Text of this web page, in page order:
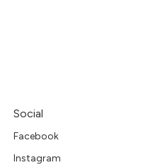
Social
Facebook
Instagram